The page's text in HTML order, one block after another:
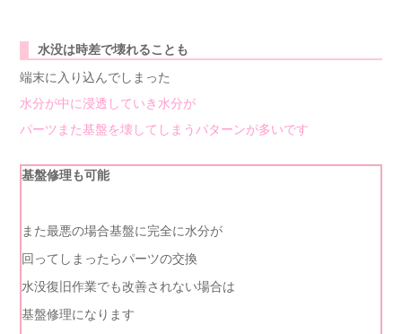
水没は時差で壊れることも
端末に入り込んでしまった
水分が中に浸透していき水分が
パーツまた基盤を壊してしまうパターンが多いです
基盤修理も可能
また最悪の場合基盤に完全に水分が
回ってしまったらパーツの交換
水没復旧作業でも改善されない場合は
基盤修理になります